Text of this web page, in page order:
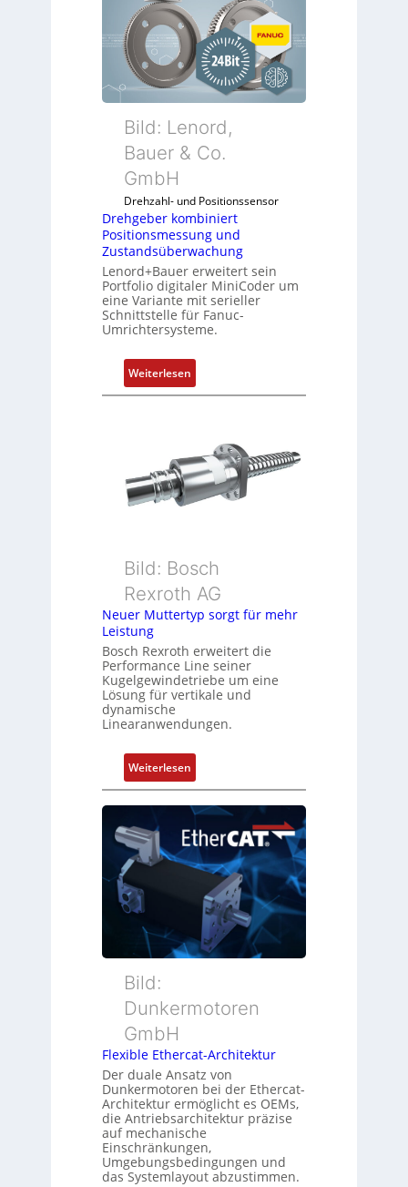
g
e
b
e
r
k
o
m
i
n
i
e
r
t
P
o
i
t
s
m
e
n
u
d
Z
u
t
a
n
d
s
ü
b
e
c
h
g
Bild: Lenord,
Bauer & Co.
GmbH
Drehzahl- und Positionssensor
Drehgeber kombiniert
Positionsmessung und
Zustandsüberwachung
Lenord+Bauer erweitert sein
Portfolio digitaler MiniCoder um
eine Variante mit serieller
Schnittstelle für Fanuc-
Umrichtersysteme.
Weiterlesen:
D
g
e
b
k
m
b
n
i
e
P
o
s
i
t
i
o
e
u
u
n
d
Z
u
s
t
Bild: Bosch
Rexroth AG
Neuer Muttertyp sorgt für mehr
Leistung
Bosch Rexroth erweitert die
Performance Line seiner
Kugelgewindetriebe um eine
Lösung für vertikale und
dynamische
Linearanwendungen.
Weiterlesen:
N
e
e
r
t
e
y
s
o
r
g
t
f
ü
Bild:
Dunkermotoren
GmbH
Flexible Ethercat-Architektur
Der duale Ansatz von
Dunkermotoren bei der Ethercat-
Architektur ermöglicht es OEMs,
die Antriebsarchitektur präzise
auf mechanische
Einschränkungen,
Umgebungsbedingungen und
das Systemlayout abzustimmen.